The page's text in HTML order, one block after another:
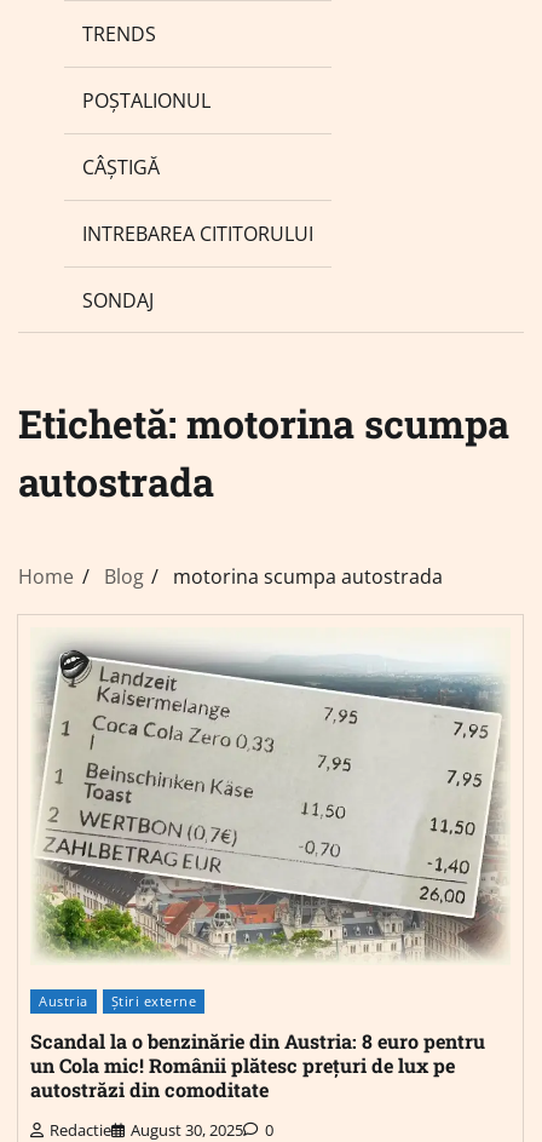
TRENDS
POȘTALIONUL
CÂȘTIGĂ
INTREBAREA CITITORULUI
SONDAJ
Etichetă: motorina scumpa
autostrada
Home Blog motorina scumpa autostrada
Austria Știri externe
Scandal la o benzinărie din Austria: 8 euro pentru
un Cola mic! Românii plătesc prețuri de lux pe
autostrăzi din comoditate
Redactie August 30, 2025 0